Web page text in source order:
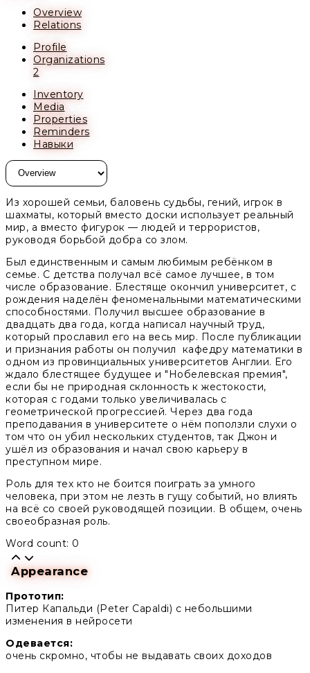
Overview
Relations
Profile
Organizations
2
Inventory
Media
Properties
Reminders
Навыки
Из хорошей семьи, баловень судьбы, гений, игрок в
шахматы, который вместо доски использует реальный
мир, а вместо фигурок — людей и террористов,
руководя борьбой добра со злом.
Был единственным и самым любимым ребёнком в
семье. С детства получал всё самое лучшее, в том
числе образование. Блестяще окончил университет, с
рождения наделён феноменальными математическими
способностями. Получил высшее образование в
двадцать два года, когда написал научный труд,
который прославил его на весь мир. После публикации
и признания работы он получил кафедру математики в
одном из провинциальных университетов Англии. Его
ждало блестящее будущее и "Нобелевская премия",
если бы не природная склонность к жестокости,
которая с годами только увеличивалась с
геометрической прогрессией. Через два года
преподавания в университете о нём поползли слухи о
том что он убил нескольких студентов, так Джон и
ушёл из образования и начал свою карьеру в
преступном мире.
Роль для тех кто не боится поиграть за умного
человека, при этом не лезть в гущу событий, но влиять
на всё со своей руководящей позиции. В общем, очень
своеобразная роль.
Word count: 0
Appearance
Прототип:
Питер Капальди (Peter Capaldi) с небольшими
изменения в нейросети
Одевается:
очень скромно, чтобы не выдавать своих доходов